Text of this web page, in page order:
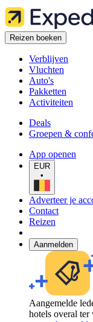
Reizen boeken
Verblijven
Vluchten
Auto's
Pakketten
Activiteiten
Deals
Groepen &
App openen
EUR
•
Adverteer je
Contact
Reizen
Aanmelden
Aangemelde
hotels overal ter